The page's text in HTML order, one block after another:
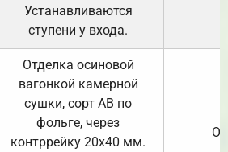
Устанавливаются
ступени у входа.
Отделка осиновой
вагонкой камерной
сушки, сорт АВ по
фольге, через
контррейку 20х40 мм.